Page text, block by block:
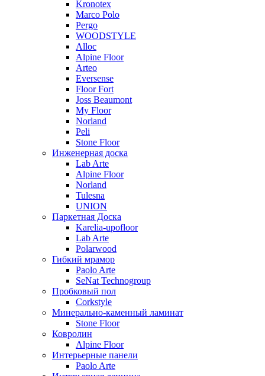
Kronotex
Marco Polo
Pergo
WOODSTYLE
Alloc
Alpine Floor
Arteo
Eversense
Floor Fort
Joss Beaumont
My Floor
Norland
Peli
Stone Floor
Инженерная доска
Lab Arte
Alpine Floor
Norland
Tulesna
UNION
Паркетная Доска
Karelia-upofloor
Lab Arte
Polarwood
Гибкий мрамор
Paolo Arte
SeNat Technogroup
Пробковый пол
Corkstyle
Минерально-каменный ламинат
Stone Floor
Ковролин
Alpine Floor
Интерьерные панели
Paolo Arte